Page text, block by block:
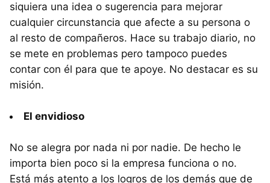
siquiera una idea o sugerencia para mejorar
cualquier circunstancia que afecte a su persona o
al resto de compañeros. Hace su trabajo diario, no
se mete en problemas pero tampoco puedes
contar con él para que te apoye. No destacar es su
misión.
El envidioso
No se alegra por nada ni por nadie. De hecho le
importa bien poco si la empresa funciona o no.
Está más atento a los logros de los demás que de